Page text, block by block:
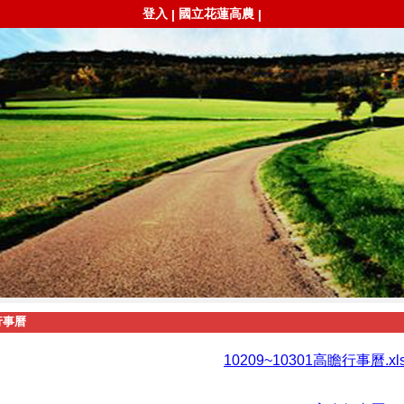
登入 | 國立花蓮高農 |
事曆
10209~10301高瞻行事曆